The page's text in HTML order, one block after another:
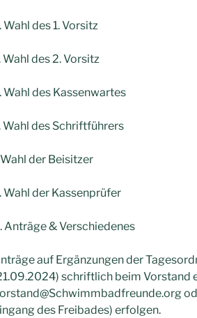
Wahl des 1. Vorsitz
Wahl des 2. Vorsitz
Wahl des Kassenwartes
Wahl des Schriftführers
der Beisitzer
Wahl der Kassenprüfer
Anträge & Verschiedenes
auf Ergänzungen der
schriftlich beim Vorstand
des Freibades) erfolgen.